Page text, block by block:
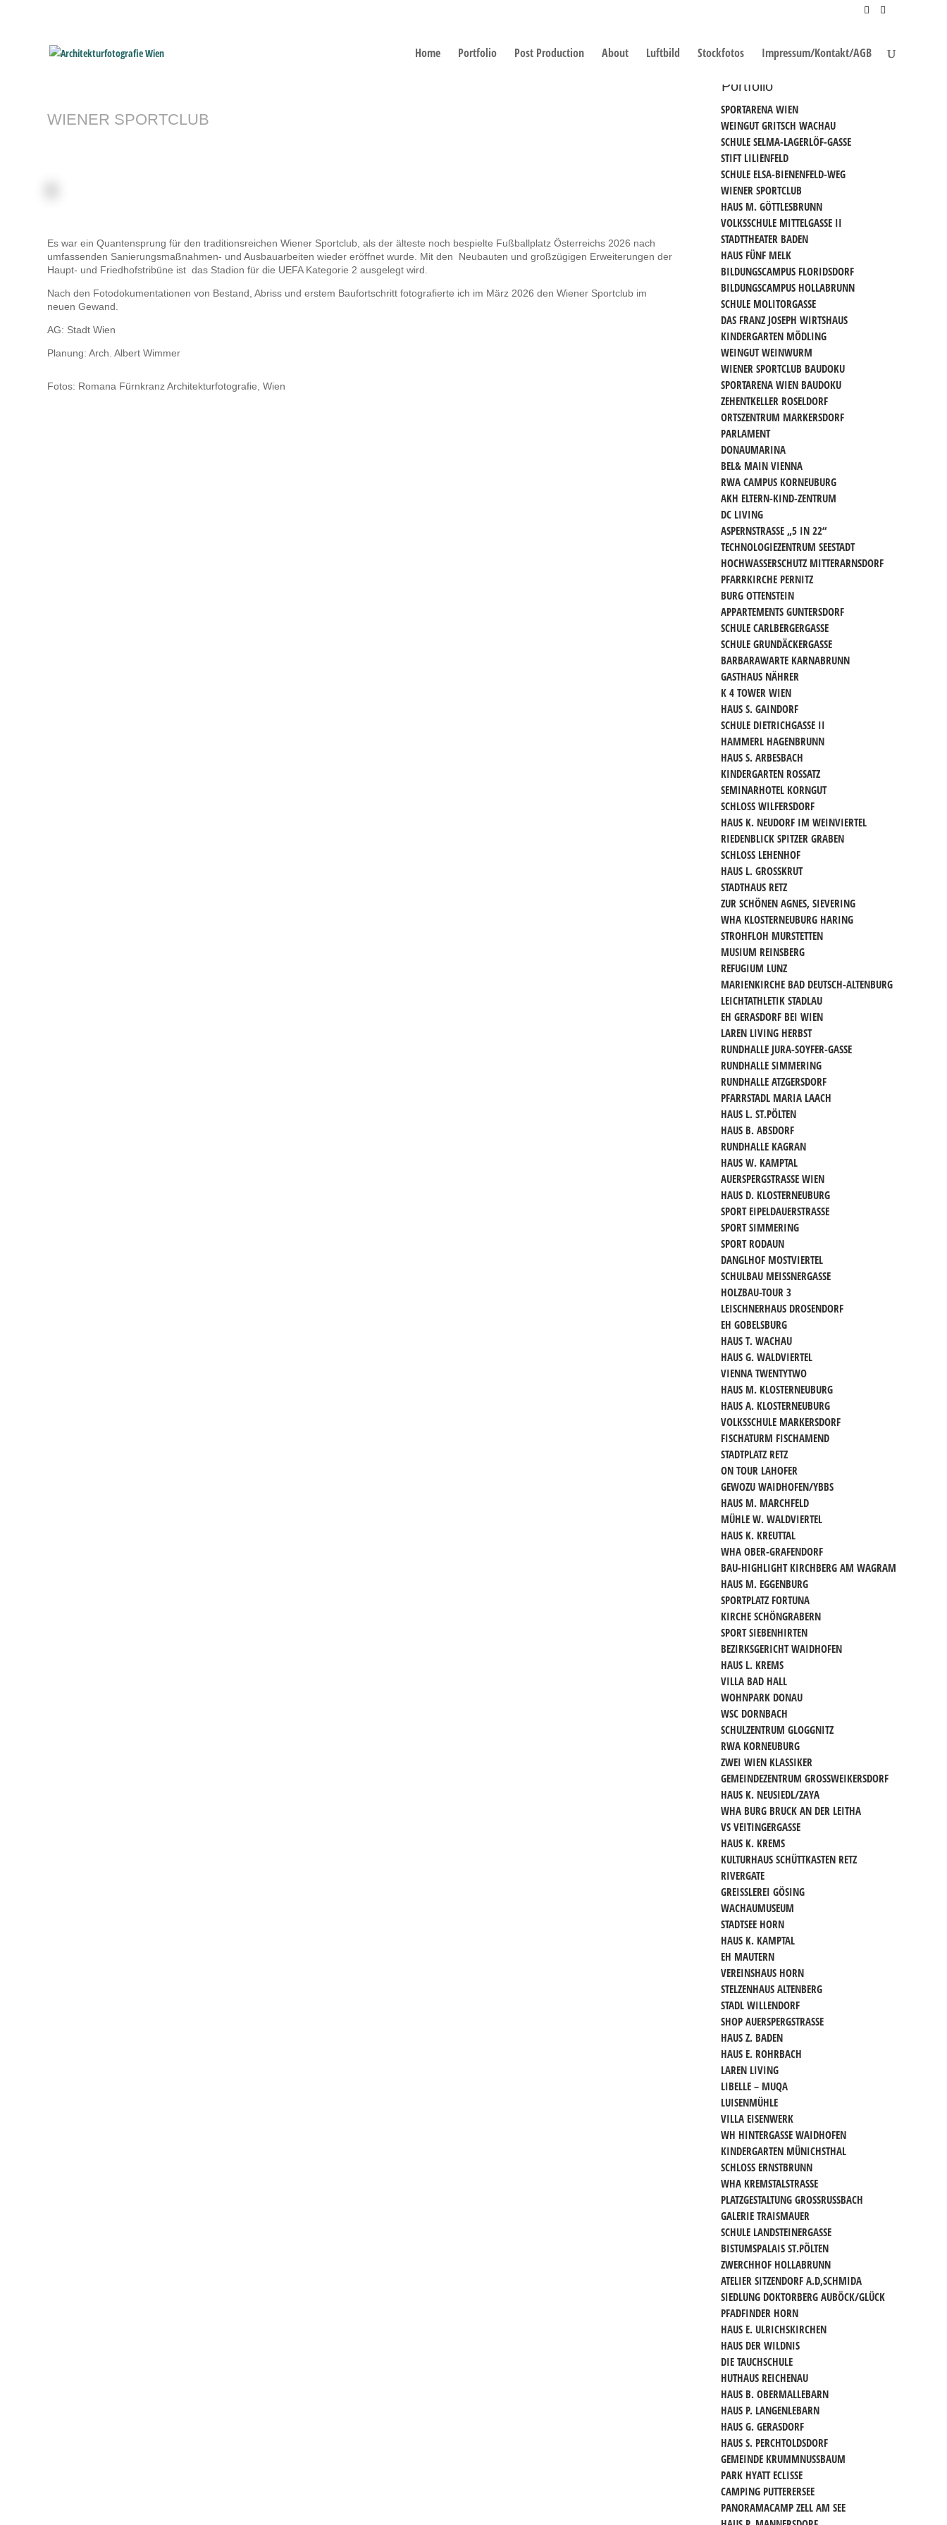
Home Portfolio Post Production About Luftbild Stockfotos Impressum/Kontakt/AGB
WIENER SPORTCLUB
Es war ein Quantensprung für den traditionsreichen Wiener Sportclub, als der älteste noch bespielte Fußballplatz Österreichs 2026 nach
umfassenden Sanierungsmaßnahmen- und Ausbauarbeiten wieder eröffnet wurde. Mit den Neubauten und großzügigen Erweiterungen der
Haupt- und Friedhofstribüne ist das Stadion für die UEFA Kategorie 2 ausgelegt wird.
Nach den Fotodokumentationen von Bestand, Abriss und erstem Baufortschritt fotografierte ich im März 2026 den Wiener Sportclub im
neuen Gewand.
AG: Stadt Wien
Planung: Arch. Albert Wimmer
Fotos: Romana Fürnkranz Architekturfotografie, Wien
Portfolio
SPORTARENA WIEN
WEINGUT GRITSCH WACHAU
SCHULE SELMA-LAGERLÖF-GASSE
STIFT LILIENFELD
SCHULE ELSA-BIENENFELD-WEG
WIENER SPORTCLUB
HAUS M. GÖTTLESBRUNN
VOLKSSCHULE MITTELGASSE II
STADTTHEATER BADEN
HAUS FÜNF MELK
BILDUNGSCAMPUS FLORIDSDORF
BILDUNGSCAMPUS HOLLABRUNN
SCHULE MOLITORGASSE
DAS FRANZ JOSEPH WIRTSHAUS
KINDERGARTEN MÖDLING
WEINGUT WEINWURM
WIENER SPORTCLUB BAUDOKU
SPORTARENA WIEN BAUDOKU
ZEHENTKELLER ROSELDORF
ORTSZENTRUM MARKERSDORF
PARLAMENT
DONAUMARINA
BEL& MAIN VIENNA
RWA CAMPUS KORNEUBURG
AKH ELTERN-KIND-ZENTRUM
DC LIVING
ASPERNSTRASSE „5 IN 22“
TECHNOLOGIEZENTRUM SEESTADT
HOCHWASSERSCHUTZ MITTERARNSDORF
PFARRKIRCHE PERNITZ
BURG OTTENSTEIN
APPARTEMENTS GUNTERSDORF
SCHULE CARLBERGERGASSE
SCHULE GRUNDÄCKERGASSE
BARBARAWARTE KARNABRUNN
GASTHAUS NÄHRER
K 4 TOWER WIEN
HAUS S. GAINDORF
SCHULE DIETRICHGASSE II
HAMMERL HAGENBRUNN
HAUS S. ARBESBACH
KINDERGARTEN ROSSATZ
SEMINARHOTEL KORNGUT
SCHLOSS WILFERSDORF
HAUS K. NEUDORF IM WEINVIERTEL
RIEDENBLICK SPITZER GRABEN
SCHLOSS LEHENHOF
HAUS L. GROSSKRUT
STADTHAUS RETZ
ZUR SCHÖNEN AGNES, SIEVERING
WHA KLOSTERNEUBURG HARING
STROHFLOH MURSTETTEN
MUSIUM REINSBERG
REFUGIUM LUNZ
MARIENKIRCHE BAD DEUTSCH-ALTENBURG
LEICHTATHLETIK STADLAU
EH GERASDORF BEI WIEN
LAREN LIVING HERBST
RUNDHALLE JURA-SOYFER-GASSE
RUNDHALLE SIMMERING
RUNDHALLE ATZGERSDORF
PFARRSTADL MARIA LAACH
HAUS L. ST.PÖLTEN
HAUS B. ABSDORF
RUNDHALLE KAGRAN
HAUS W. KAMPTAL
AUERSPERGSTRASSE WIEN
HAUS D. KLOSTERNEUBURG
SPORT EIPELDAUERSTRASSE
SPORT SIMMERING
SPORT RODAUN
DANGLHOF MOSTVIERTEL
SCHULBAU MEISSNERGASSE
HOLZBAU-TOUR 3
LEISCHNERHAUS DROSENDORF
EH GOBELSBURG
HAUS T. WACHAU
HAUS G. WALDVIERTEL
VIENNA TWENTYTWO
HAUS M. KLOSTERNEUBURG
HAUS A. KLOSTERNEUBURG
VOLKSSCHULE MARKERSDORF
FISCHATURM FISCHAMEND
STADTPLATZ RETZ
ON TOUR LAHOFER
GEWOZU WAIDHOFEN/YBBS
HAUS M. MARCHFELD
MÜHLE W. WALDVIERTEL
HAUS K. KREUTTAL
WHA OBER-GRAFENDORF
BAU-HIGHLIGHT KIRCHBERG AM WAGRAM
HAUS M. EGGENBURG
SPORTPLATZ FORTUNA
KIRCHE SCHÖNGRABERN
SPORT SIEBENHIRTEN
BEZIRKSGERICHT WAIDHOFEN
HAUS L. KREMS
VILLA BAD HALL
WOHNPARK DONAU
WSC DORNBACH
SCHULZENTRUM GLOGGNITZ
RWA KORNEUBURG
ZWEI WIEN KLASSIKER
GEMEINDEZENTRUM GROSSWEIKERSDORF
HAUS K. NEUSIEDL/ZAYA
WHA BURG BRUCK AN DER LEITHA
VS VEITINGERGASSE
HAUS K. KREMS
KULTURHAUS SCHÜTTKASTEN RETZ
RIVERGATE
GREISSLEREI GÖSING
WACHAUMUSEUM
STADTSEE HORN
HAUS K. KAMPTAL
EH MAUTERN
VEREINSHAUS HORN
STELZENHAUS ALTENBERG
STADL WILLENDORF
SHOP AUERSPERGSTRASSE
HAUS Z. BADEN
HAUS E. ROHRBACH
LAREN LIVING
LIBELLE – MUQA
LUISENMÜHLE
VILLA EISENWERK
WH HINTERGASSE WAIDHOFEN
KINDERGARTEN MÜNICHSTHAL
SCHLOSS ERNSTBRUNN
WHA KREMSTALSTRASSE
PLATZGESTALTUNG GROSSRUSSBACH
GALERIE TRAISMAUER
SCHULE LANDSTEINERGASSE
BISTUMSPALAIS ST.PÖLTEN
ZWERCHHOF HOLLABRUNN
ATELIER SITZENDORF A.D,SCHMIDA
SIEDLUNG DOKTORBERG AUBÖCK/GLÜCK
PFADFINDER HORN
HAUS E. ULRICHSKIRCHEN
HAUS DER WILDNIS
DIE TAUCHSCHULE
HUTHAUS REICHENAU
HAUS B. OBERMALLEBARN
HAUS P. LANGENLEBARN
HAUS G. GERASDORF
HAUS S. PERCHTOLDSDORF
GEMEINDE KRUMMNUSSBAUM
PARK HYATT ECLISSE
CAMPING PUTTERERSEE
PANORAMACAMP ZELL AM SEE